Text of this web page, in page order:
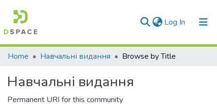
Log In (current)
Communities & Collections
Home Навчальні видання Browse by Title
Навчальні видання
Permanent URI for this community